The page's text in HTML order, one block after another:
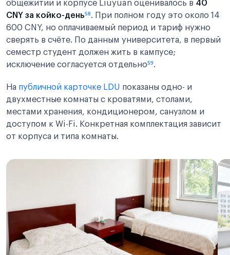
общежитии и корпусе Liuyuan оценивалось в 40
CNY за койко-день⁵⁸. При полном году это около 14
600 CNY, но оплачиваемый период и тариф нужно
сверять в счёте. По данным университета, в первый
семестр студент должен жить в кампусе;
исключение согласуется отдельно⁵⁹.
На публичной карточке LDU показаны одно- и
двухместные комнаты с кроватями, столами,
местами хранения, кондиционером, санузлом и
доступом к Wi-Fi. Конкретная комплектация зависит
от корпуса и типа комнаты.